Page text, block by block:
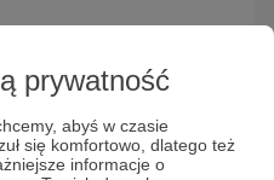
prywatność
abyś w czasie
się komfortowo, dlatego też
informacje o
krótki link